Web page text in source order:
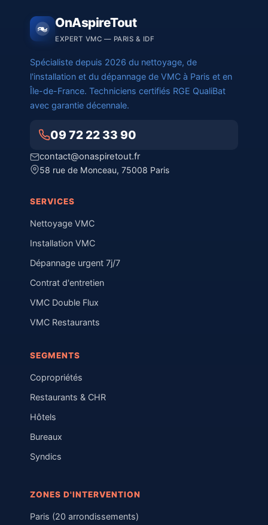
OnAspireTout
EXPERT VMC — PARIS & IDF
Spécialiste depuis 2026 du nettoyage, de
l'installation et du dépannage de VMC à Paris et en
Île-de-France. Techniciens certifiés RGE QualiBat
avec garantie décennale.
09 72 22 33 90
contact@onaspiretout.fr
58 rue de Monceau, 75008 Paris
SERVICES
Nettoyage VMC
Installation VMC
Dépannage urgent 7j/7
Contrat d'entretien
VMC Double Flux
VMC Restaurants
SEGMENTS
Copropriétés
Restaurants & CHR
Hôtels
Bureaux
Syndics
ZONES D'INTERVENTION
Paris (20 arrondissements)